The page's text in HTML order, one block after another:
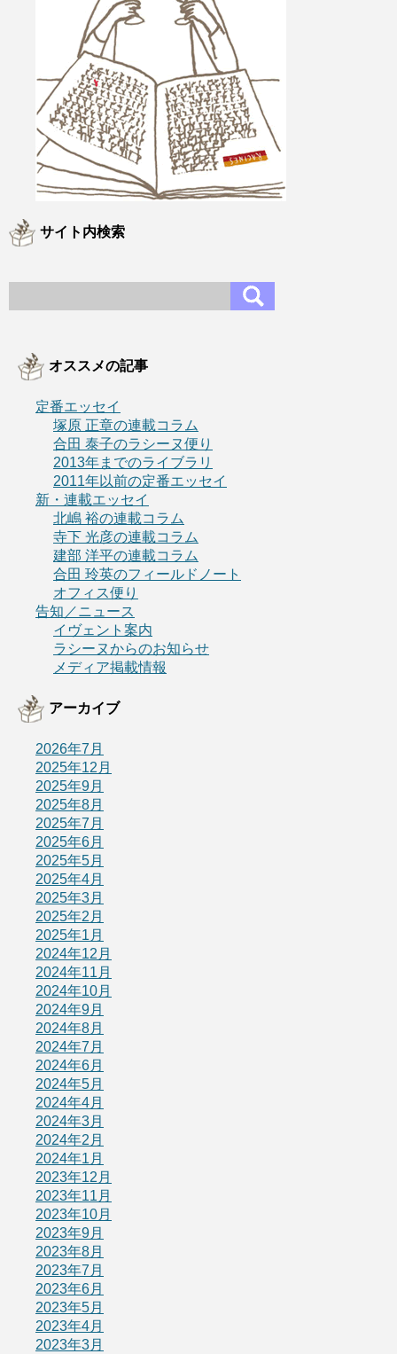
サイト内検索
オススメの記事
定番エッセイ
塚原 正章の連載コラム
合田 泰子のラシーヌ便り
2013年までのライブラリ
2011年以前の定番エッセイ
新・連載エッセイ
北嶋 裕の連載コラム
寺下 光彦の連載コラム
建部 洋平の連載コラム
合田 玲英のフィールドノート
オフィス便り
告知／ニュース
イヴェント案内
ラシーヌからのお知らせ
メディア掲載情報
アーカイブ
2026年7月
2025年12月
2025年9月
2025年8月
2025年7月
2025年6月
2025年5月
2025年4月
2025年3月
2025年2月
2025年1月
2024年12月
2024年11月
2024年10月
2024年9月
2024年8月
2024年7月
2024年6月
2024年5月
2024年4月
2024年3月
2024年2月
2024年1月
2023年12月
2023年11月
2023年10月
2023年9月
2023年8月
2023年7月
2023年6月
2023年5月
2023年4月
2023年3月